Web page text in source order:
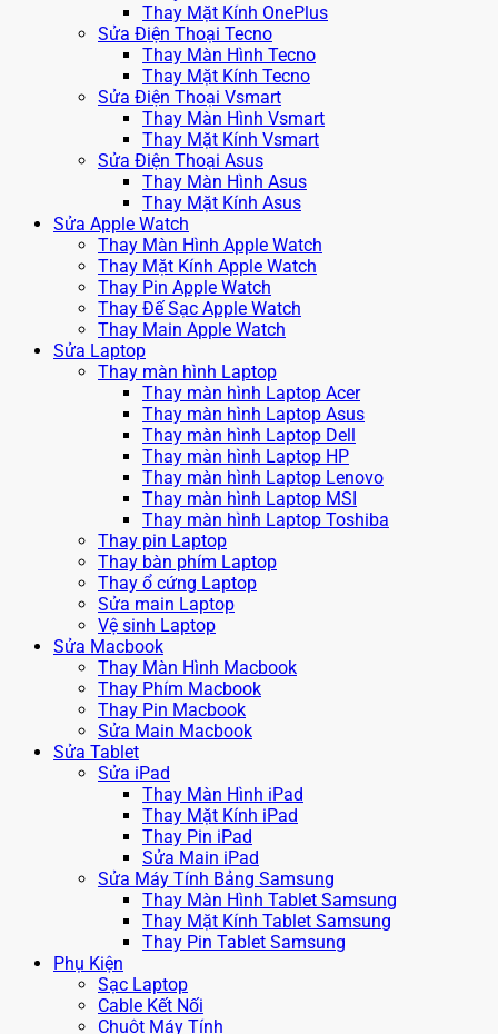
Thay Mặt Kính OnePlus
Sửa Điện Thoại Tecno
Thay Màn Hình Tecno
Thay Mặt Kính Tecno
Sửa Điện Thoại Vsmart
Thay Màn Hình Vsmart
Thay Mặt Kính Vsmart
Sửa Điện Thoại Asus
Thay Màn Hình Asus
Thay Mặt Kính Asus
Sửa Apple Watch
Thay Màn Hình Apple Watch
Thay Mặt Kính Apple Watch
Thay Pin Apple Watch
Thay Đế Sạc Apple Watch
Thay Main Apple Watch
Sửa Laptop
Thay màn hình Laptop
Thay màn hình Laptop Acer
Thay màn hình Laptop Asus
Thay màn hình Laptop Dell
Thay màn hình Laptop HP
Thay màn hình Laptop Lenovo
Thay màn hình Laptop MSI
Thay màn hình Laptop Toshiba
Thay pin Laptop
Thay bàn phím Laptop
Thay ổ cứng Laptop
Sửa main Laptop
Vệ sinh Laptop
Sửa Macbook
Thay Màn Hình Macbook
Thay Phím Macbook
Thay Pin Macbook
Sửa Main Macbook
Sửa Tablet
Sửa iPad
Thay Màn Hình iPad
Thay Mặt Kính iPad
Thay Pin iPad
Sửa Main iPad
Sửa Máy Tính Bảng Samsung
Thay Màn Hình Tablet Samsung
Thay Mặt Kính Tablet Samsung
Thay Pin Tablet Samsung
Phụ Kiện
Sạc Laptop
Cable Kết Nối
Chuột Máy Tính